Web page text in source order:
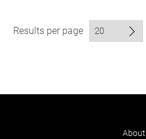
Results per page
About